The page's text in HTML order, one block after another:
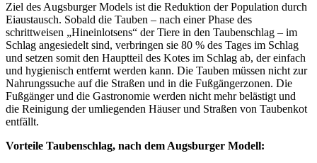
Ziel des Augsburger Models ist die Reduktion der Population durch
Eiaustausch. Sobald die Tauben – nach einer Phase des
schrittweisen „Hineinlotsens“ der Tiere in den Taubenschlag – im
Schlag angesiedelt sind, verbringen sie 80 % des Tages im Schlag
und setzen somit den Hauptteil des Kotes im Schlag ab, der einfach
und hygienisch entfernt werden kann. Die Tauben müssen nicht zur
Nahrungssuche auf die Straßen und in die Fußgängerzonen. Die
Fußgänger und die Gastronomie werden nicht mehr belästigt und
die Reinigung der umliegenden Häuser und Straßen von Taubenkot
entfällt.
Vorteile Taubenschlag, nach dem Augsburger Modell: